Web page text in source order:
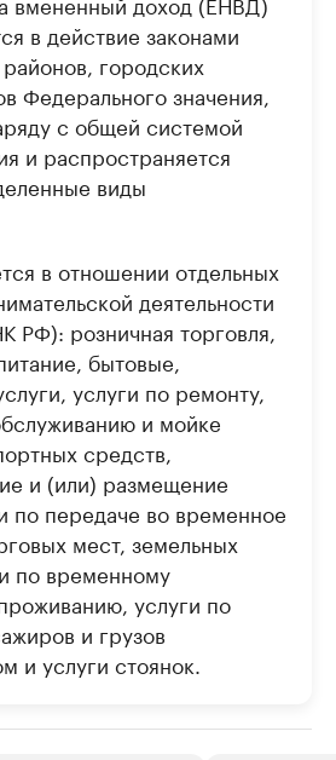
в действие законами
городских
Федерального значения,
с общей системой
и распространяется
виды
в отношении отдельных
деятельности
РФ): розничная торговля,
бытовые,
услуги по ремонту,
и мойке
средств,
и (или) размещение
по передаче во временное
мест, земельных
по временному
услуги по
и грузов
и услуги стоянок.